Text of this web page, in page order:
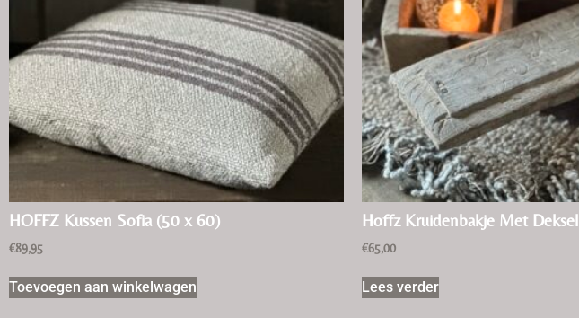
HOFFZ Kussen Sofia (50 x 60)
€89,95
Toevoegen aan winkelwagen
Hoffz Kruidenbakje Met Deksel
€65,00
Lees verder